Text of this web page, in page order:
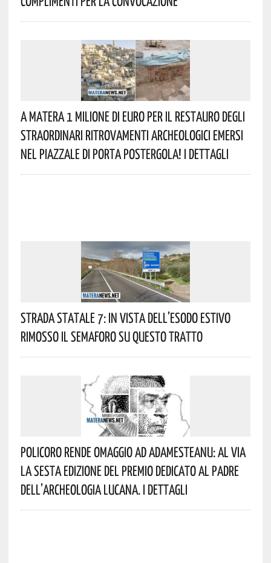
A Matera 1 Milione Di Euro Per Il Restauro Degli
Straordinari Ritrovamenti Archeologici Emersi
Nel Piazzale Di Porta Postergola! I Dettagli
Strada Statale 7: In Vista Dell’esodo Estivo
Rimosso Il Semaforo Su Questo Tratto
Policoro Rende Omaggio Ad Adamesteanu: Al Via
La Sesta Edizione Del Premio Dedicato Al Padre
Dell’archeologia Lucana. I Dettagli